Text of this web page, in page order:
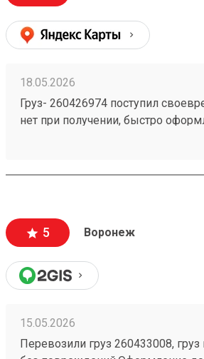
18.05.2026
Груз- 260426974 поступил
нет при получении, быстро
5 Воронеж
15.05.2026
Перевозили груз 260433008,